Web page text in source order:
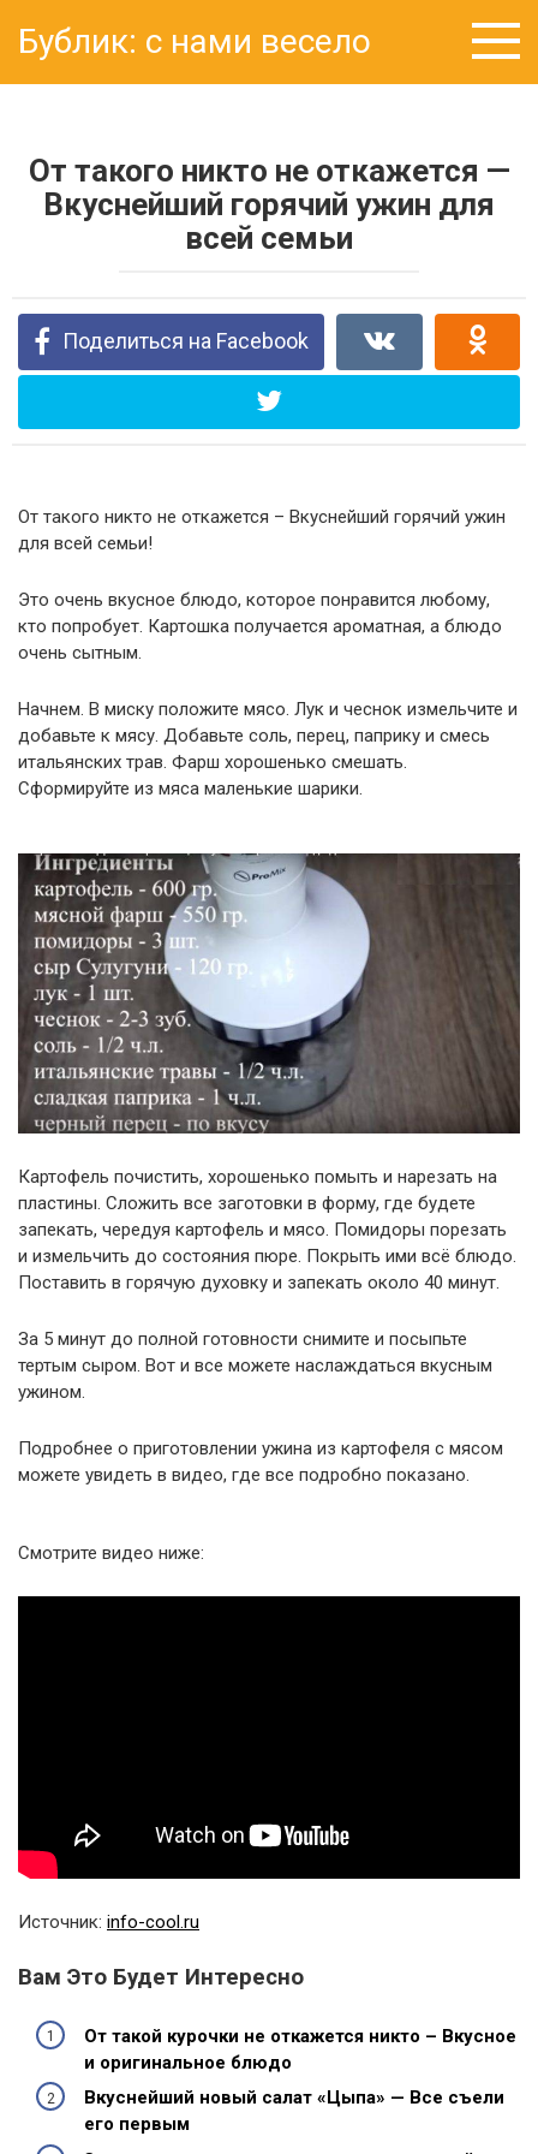
контенту
Бублик: с нами весело
От такого никто не откажется —
Вкуснейший горячий ужин для
всей семьи
Поделиться на Facebook
От такого никто не откажется – Вкуснейший горячий ужин
для всей семьи!
Это очень вкусное блюдо, которое понравится любому,
кто попробует. Картошка получается ароматная, а блюдо
очень сытным.
Начнем. В миску положите мясо. Лук и чеснок измельчите и
добавьте к мясу. Добавьте соль, перец, паприку и смесь
итальянских трав. Фарш хорошенько смешать.
Сформируйте из мяса маленькие шарики.
Картофель почистить, хорошенько помыть и нарезать на
пластины. Сложить все заготовки в форму, где будете
запекать, чередуя картофель и мясо. Помидоры порезать
и измельчить до состояния пюре. Покрыть ими всё блюдо.
Поставить в горячую духовку и запекать около 40 минут.
За 5 минут до полной готовности снимите и посыпьте
тертым сыром. Вот и все можете наслаждаться вкусным
ужином.
Подробнее о приготовлении ужина из картофеля с мясом
можете увидеть в видео, где все подробно показано.
Смотрите видео ниже:
Источник: info-cool.ru
Вам Это Будет Интересно
От такой курочки не откажется никто – Вкусное
и оригинальное блюдо
Вкуснейший новый салат «Цыпа» — Все съели
его первым